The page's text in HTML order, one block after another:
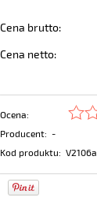
Cena brutto:
Cena netto:
Ocena:
Producent: -
Kod produktu: V2106a